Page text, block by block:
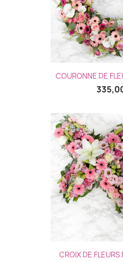
COURONNE DE
CROIX DE FLEURS